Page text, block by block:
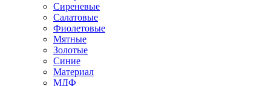
Сиреневые
Салатовые
Фиолетовые
Мятные
Золотые
Синие
Материал
МДФ